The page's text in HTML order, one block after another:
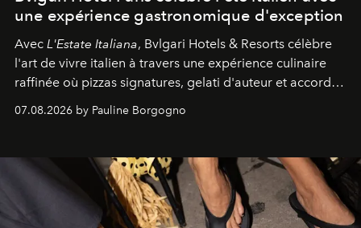
une expérience gastronomique d'exception
Avec L'Estate Italiana, Bvlgari Hotels & Resorts célèbre
l'art de vivre italien à travers une expérience culinaire
raffinée où pizzas signatures, gelati d'auteur et accords
d'exception composent un véritable voyage sensoriel.
07.08.2026 by Pauline Borgogno